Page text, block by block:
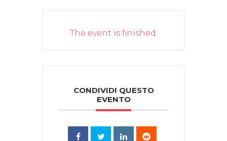
The event is finished.
CONDIVIDI QUESTO
EVENTO